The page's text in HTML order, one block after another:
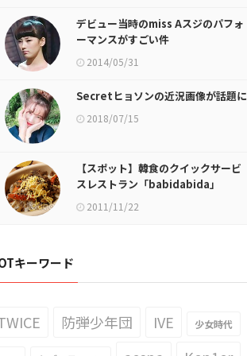
デビュー当時のmiss Aスジのパフォ
ーマンスがすごい件
2014/05/31
Secretヒョソンの近況画像が話題に
2018/07/15
【スポット】韓食のクイックサービ
スレストラン「babidabida」
2011/11/22
キーワード
防弾少年団 IVE 少女時代